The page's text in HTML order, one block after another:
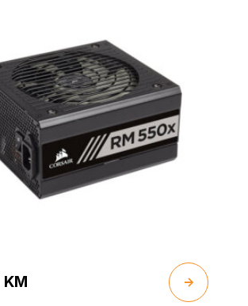
KM